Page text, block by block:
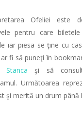
Ofeliei este
pentru care
iar piesa se ţine cu
fi să puneţi în
Stanca şi să
Următoarea
şi merită un drum până